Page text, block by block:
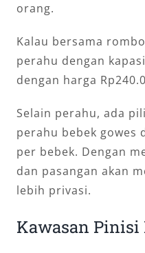
orang.
Kalau bersama
perahu dengan
dengan harga
Selain perahu, ada
perahu bebek gowes
per bebek. Dengan
dan pasangan akan
lebih privasi.
Kawasan Pinisi